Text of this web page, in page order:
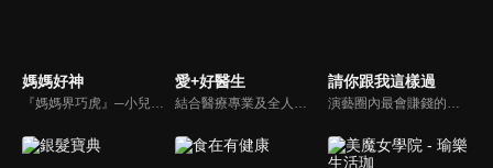
媽媽好神
『媽媽界巧虎』─小兒科醫師黃瑽寧，『國民媽媽』─鍾欣凌，兩人領軍擁有十八般武藝的好神媽媽團，為全台媽媽們發聲，所有育兒新知，家庭秘辛，全家大小健康，都會在《媽媽好神》一一解惑！
愛+好醫生
結合醫療專業及全人關懷的新型態節目，主持人黃瑽寧醫師親訪家庭，跨領域醫療顧問團全方位檢視，提供最完整、實用和正確的資訊來守護孩子的健康。
請你跟我這樣過
演藝圈內最會賺錢的侯昌明，以親身經歷教你理財；採訪經歷豐沛的黃文華，把所見所聞通通報你哉。不論是理財知識、兩性問題、生活資訊，完全貼近市井小民的所需所求，保證讓你生活過更好！